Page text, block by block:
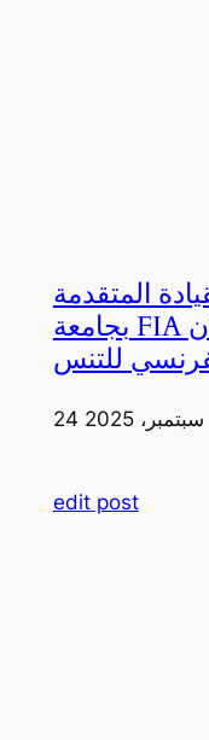
المتقدمة
بجامعة FIA يزورون ملعب رولان
للتنس
24 سبتمبر، 2025
edit post